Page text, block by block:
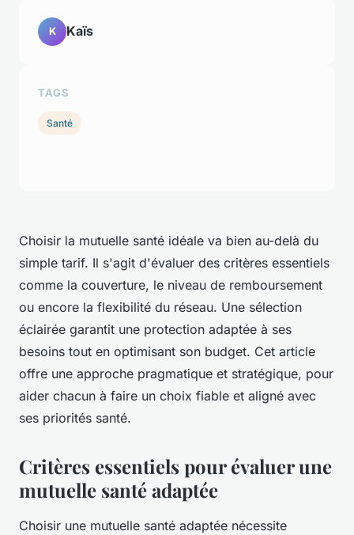
Choisir la mutuelle santé idéale va bien au-delà du
simple tarif. Il s'agit d'évaluer des critères essentiels
comme la couverture, le niveau de remboursement
ou encore la flexibilité du réseau. Une sélection
éclairée garantit une protection adaptée à ses
besoins tout en optimisant son budget. Cet article
offre une approche pragmatique et stratégique, pour
aider chacun à faire un choix fiable et aligné avec
ses priorités santé.
Critères essentiels pour évaluer une
mutuelle santé adaptée
Choisir une mutuelle santé adaptée nécessite
K Kaïs
TAGS
Santé